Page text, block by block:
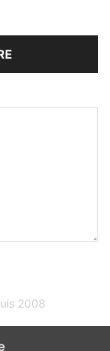
2008